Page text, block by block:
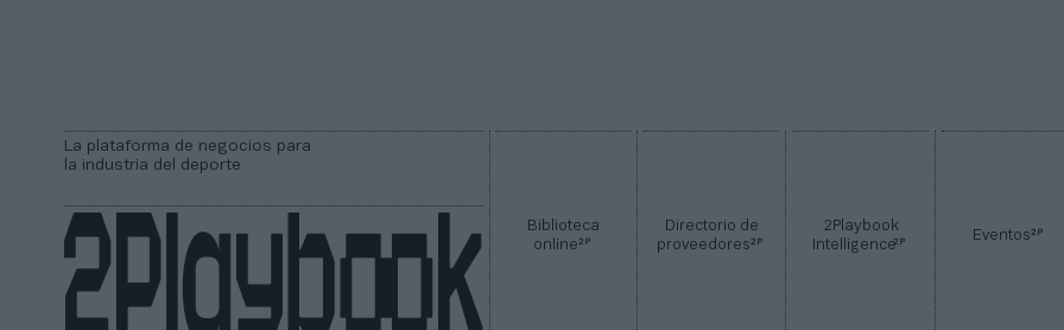
La plataforma de negocios para
la industria del deporte
Biblioteca
online2P
Directorio de
proveedores2P
2Playbook
Intelligence2P Eventos2P